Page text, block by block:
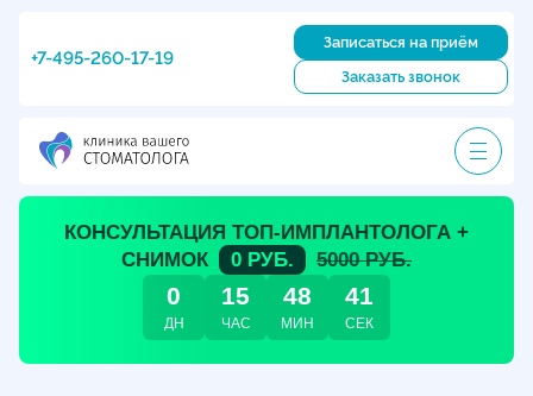
+7-495-260-17-19
Записаться на приём
Заказать звонок
КОНСУЛЬТАЦИЯ ТОП-ИМПЛАНТОЛОГА +
СНИМОК
0 РУБ. 5000 РУБ.
0
ДН
15
ЧАС
48
МИН
40
СЕК